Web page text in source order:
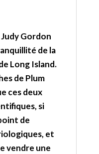
Gordon
de la
Long Island.
de Plum
ces deux
si
de
et
vendre une